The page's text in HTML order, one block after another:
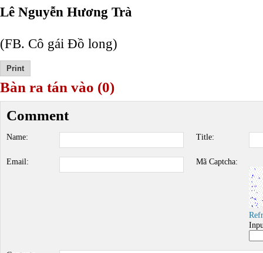
Lê Nguyễn Hương Trà
(FB. Cô gái Đồ long)
Bàn ra tán vào (0)
Comment
Name: Title:
Email: Mã Captcha: